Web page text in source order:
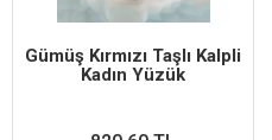
Gümüş Kırmızı Taşlı Kalpli
Kadın Yüzük